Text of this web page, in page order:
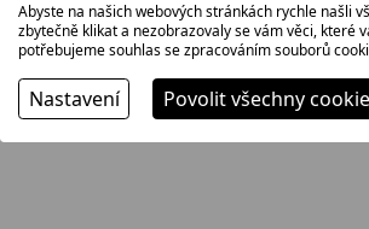
PŘEDVÁDĚCÍ JÍZDA
Abyste na našich webových stránkách rychle našli
zbytečně klikat a nezobrazovaly se vám věci, které
potřebujeme souhlas se zpracováním souborů
Nastavení Povolit všechny